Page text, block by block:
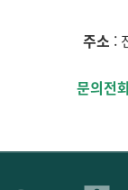
주소 :
문의전